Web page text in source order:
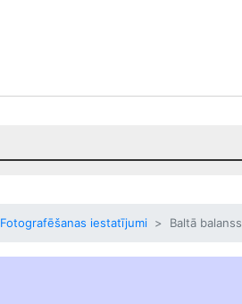
Fotografēšanas iestatījumi Baltā balanss